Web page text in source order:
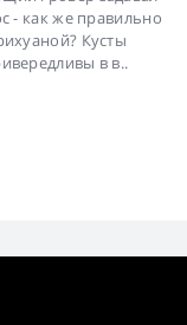
- как же правильно
Кусты
в в..